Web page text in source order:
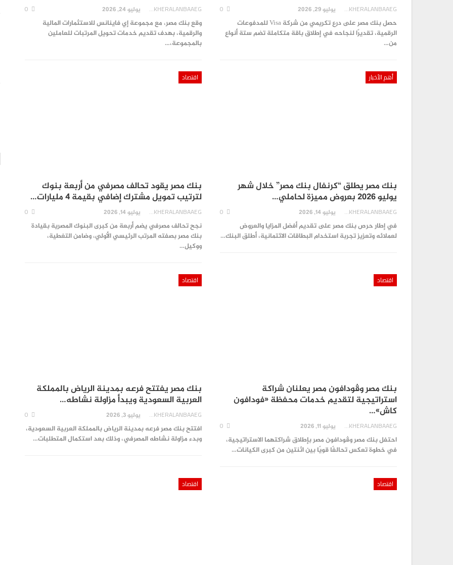
AKHERALANBAAEG يوليو 29, 2026
حصل بنك مصر على درع تكريمي من شركة Visa للمدفوعات
الرقمية، تقديرًا لنجاحه في إطلاق باقة متكاملة تضم ستة أنواع
من…
AKHERALANBAAEG يوليو 24, 2026
وقع بنك مصر، مع مجموعة إي فاينانس للاستثمارات المالية
والرقمية، بهدف تقديم خدمات تحويل المرتبات للعاملين
بالمجموعة،…
أهم الأخبار
بنك مصر يطلق “كرنفال بنك مصر” خلال شهر
يوليو 2026 بعروض مميزة لحاملي…
AKHERALANBAAEG يوليو 14, 2026
في إطار حرص بنك مصر على تقديم أفضل المزايا والعروض
لعملائه وتعزيز تجربة استخدام البطاقات الائتمانية، أطلق البنك…
اقتصاد
بنك مصر يقود تحالف مصرفي من أربعة بنوك
لترتيب تمويل مشترك إضافي بقيمة 4 مليارات…
AKHERALANBAAEG يوليو 14, 2026
نجح تحالف مصرفي يضم أربعة من كبرى البنوك المصرية بقيادة
بنك مصر بصفته المرتب الرئيسي الأولي، وضامن التغطية،
ووكيل…
اقتصاد
بنك مصر وڤودافون مصر يعلنان شراكة
استراتيجية لتقديم خدمات محفظة «فودافون
كاش»…
AKHERALANBAAEG يوليو 11, 2026
احتفل بنك مصر وڤودافون مصر بإطلاق شراكتهما الاستراتيجية،
في خطوة تعكس تحالفًا قويًا بين اثنتين من كبرى الكيانات…
اقتصاد
بنك مصر يفتتح فرعه بمدينة الرياض بالمملكة
العربية السعودية ويبدأ مزاولة نشاطه…
AKHERALANBAAEG يوليو 3, 2026
افتتح بنك مصر فرعه بمدينة الرياض بالمملكة العربية السعودية،
وبدء مزاولة نشاطه المصرفي، وذلك بعد استكمال المتطلبات…
اقتصاد اقتصاد
تقارير
AKHERALANBAAEG
تقارير